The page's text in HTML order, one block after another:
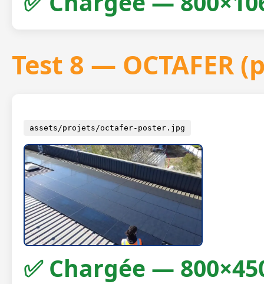
Test 8 — OCTAFER
assets/projets/octafer-poster.jpg
✅ Chargée —